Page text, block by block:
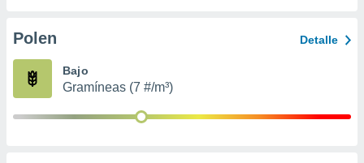
e
mediante
Polen Detalle
Bajo
Gramíneas (7 #/m³)